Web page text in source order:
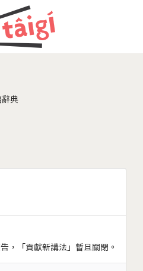
典
，「貢獻新講法」暫且關閉。